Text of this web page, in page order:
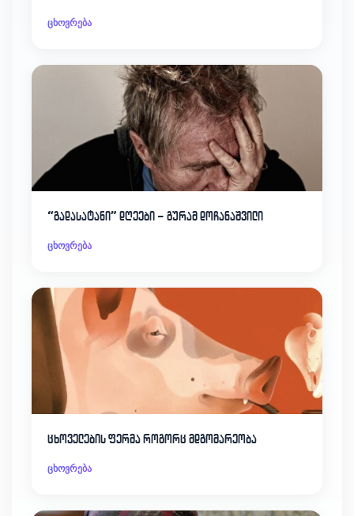
ცხოვრება
“გადასატანი” დღეები – გურამ დოჩანაშვილი
ცხოვრება
ცხოველების ფერმა როგორც მდგომარეობა
ცხოვრება